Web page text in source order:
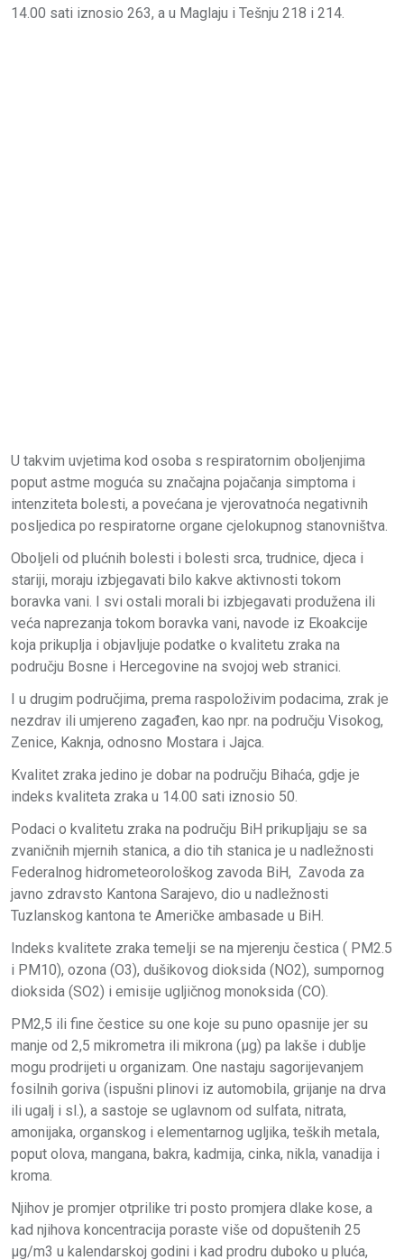
14.00 sati iznosio 263, a u Maglaju i Tešnju 218 i 214.
U takvim uvjetima kod osoba s respiratornim oboljenjima
poput astme moguća su značajna pojačanja simptoma i
intenziteta bolesti, a povećana je vjerovatnoća negativnih
posljedica po respiratorne organe cjelokupnog stanovništva.
Oboljeli od plućnih bolesti i bolesti srca, trudnice, djeca i
stariji, moraju izbjegavati bilo kakve aktivnosti tokom
boravka vani. I svi ostali morali bi izbjegavati produžena ili
veća naprezanja tokom boravka vani, navode iz Ekoakcije
koja prikuplja i objavljuje podatke o kvalitetu zraka na
području Bosne i Hercegovine na svojoj web stranici.
I u drugim područjima, prema raspoloživim podacima, zrak je
nezdrav ili umjereno zagađen, kao npr. na području Visokog,
Zenice, Kaknja, odnosno Mostara i Jajca.
Kvalitet zraka jedino je dobar na području Bihaća, gdje je
indeks kvaliteta zraka u 14.00 sati iznosio 50.
Podaci o kvalitetu zraka na području BiH prikupljaju se sa
zvaničnih mjernih stanica, a dio tih stanica je u nadležnosti
Federalnog hidrometeorološkog zavoda BiH, Zavoda za
javno zdravsto Kantona Sarajevo, dio u nadležnosti
Tuzlanskog kantona te Američke ambasade u BiH.
Indeks kvalitete zraka temelji se na mjerenju čestica ( PM2.5
i PM10), ozona (O3), dušikovog dioksida (NO2), sumpornog
dioksida (SO2) i emisije ugljičnog monoksida (CO).
PM2,5 ili fine čestice su one koje su puno opasnije jer su
manje od 2,5 mikrometra ili mikrona (μg) pa lakše i dublje
mogu prodrijeti u organizam. One nastaju sagorijevanjem
fosilnih goriva (ispušni plinovi iz automobila, grijanje na drva
ili ugalj i sl.), a sastoje se uglavnom od sulfata, nitrata,
amonijaka, organskog i elementarnog ugljika, teških metala,
poput olova, mangana, bakra, kadmija, cinka, nikla, vanadija i
kroma.
Njihov je promjer otprilike tri posto promjera dlake kose, a
kad njihova koncentracija poraste više od dopuštenih 25
μg/m3 u kalendarskoj godini i kad prodru duboko u pluća,